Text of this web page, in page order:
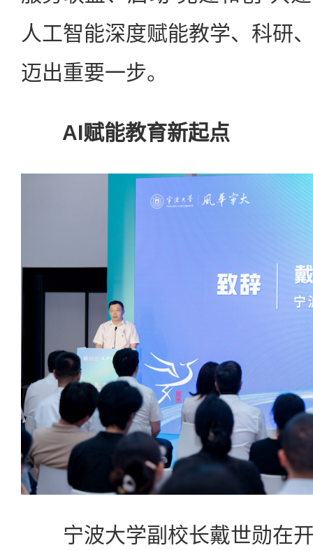
人工智能深度赋能教学、科研
迈出重要一步。
AI赋能教育新起点
宁波大学副校长戴世勋在开